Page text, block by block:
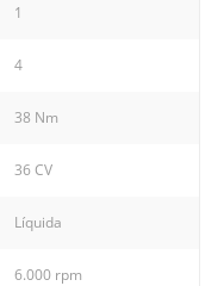
1
4
38 Nm
36 CV
Líquida
6.000 rpm